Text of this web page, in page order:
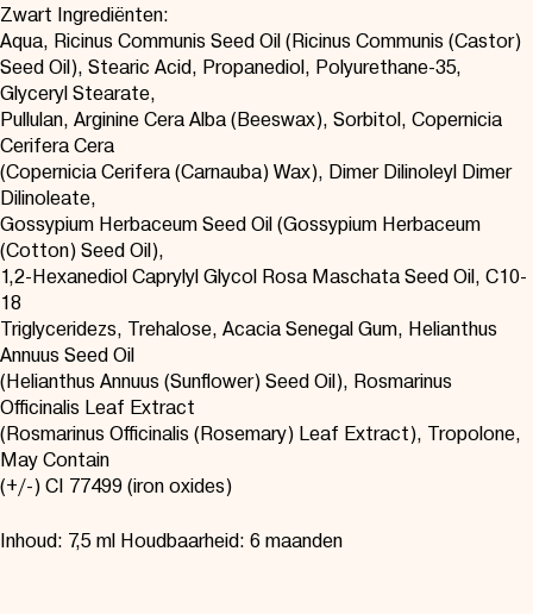
Zwart Ingrediënten:
Aqua, Ricinus Communis Seed Oil (Ricinus Communis (Castor)
Seed Oil), Stearic Acid, Propanediol, Polyurethane-35,
Glyceryl Stearate,
Pullulan, Arginine Cera Alba (Beeswax), Sorbitol, Copernicia
Cerifera Cera
(Copernicia Cerifera (Carnauba) Wax), Dimer Dilinoleyl Dimer
Dilinoleate,
Gossypium Herbaceum Seed Oil (Gossypium Herbaceum
(Cotton) Seed Oil),
1,2-Hexanediol Caprylyl Glycol Rosa Maschata Seed Oil, C10-
18
Triglyceridezs, Trehalose, Acacia Senegal Gum, Helianthus
Annuus Seed Oil
(Helianthus Annuus (Sunflower) Seed Oil), Rosmarinus
Officinalis Leaf Extract
(Rosmarinus Officinalis (Rosemary) Leaf Extract), Tropolone,
May Contain
(+/-) CI 77499 (iron oxides)
Inhoud: 7,5 ml Houdbaarheid: 6 maanden